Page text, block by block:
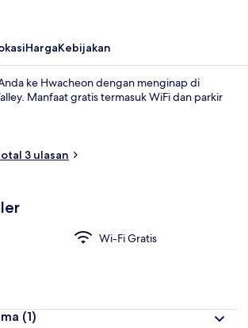
HargaKebijakan
ke Hwacheon dengan menginap di
Manfaat gratis termasuk WiFi dan parkir
3 ulasan
Wi-Fi Gratis
(1)